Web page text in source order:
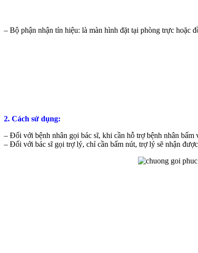
– Bộ phận nhận tín hiệu: là màn hình đặt tại phòng trực hoặc
2. Cách sử dụng:
– Đối với bệnh nhân gọi bác sĩ, khi cần hỗ trợ bệnh nhân
– Đối với bác sĩ gọi trợ lý, chỉ cần bấm nút, trợ lý sẽ nhận